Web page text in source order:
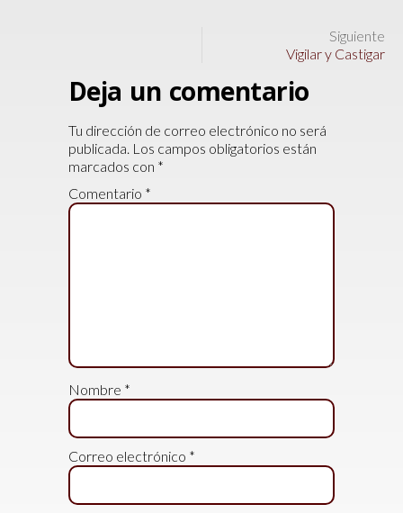
Siguiente
Vigilar y Castigar
Deja un comentario
Tu dirección de correo electrónico no será
publicada. Los campos obligatorios están
marcados con *
Comentario *
Nombre *
Correo electrónico *